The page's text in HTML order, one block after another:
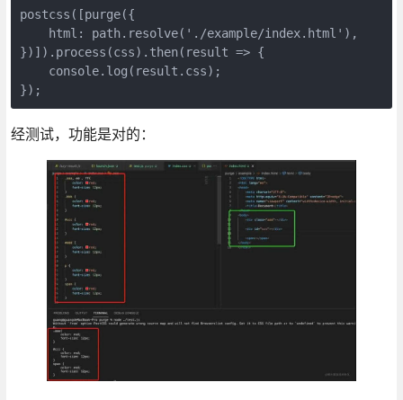
postcss([purge({
    html: path.resolve('./example/index.html'),
})]).process(css).then(result => {
    console.log(result.css);
});
经测试，功能是对的：